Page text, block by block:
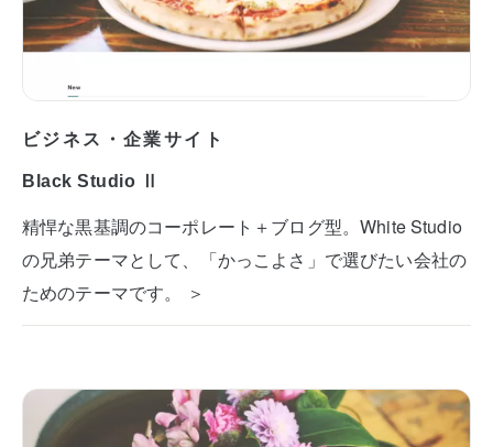
ビジネス・企業サイト
Black Studio Ⅱ
精悍な黒基調のコーポレート＋ブログ型。White Studio
の兄弟テーマとして、「かっこよさ」で選びたい会社の
ためのテーマです。 ＞